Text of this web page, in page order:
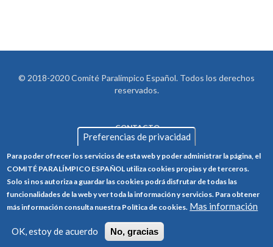
© 2018-2020 Comité Paralímpico Español. Todos los derechos
reservados.
FOOTER
CONTACTO
POLÍTICA DE PRIVACIDAD
POLÍTICA DE COOKIES
CANAL ÉTICO
TRABAJA CON NOSOTROS
Preferencias de privacidad
Para poder ofrecer los servicios de esta web y poder administrar la página, el
COMITÉ PARALÍMPICO ESPAÑOL utiliza cookies propias y de terceros.
Solo si nos autoriza a guardar las cookies podrá disfrutar de todas las
funcionalidades de la web y ver toda la información y servicios. Para obtener
más información consulta nuestra Política de cookies. Mas información
OK, estoy de acuerdo No, gracias